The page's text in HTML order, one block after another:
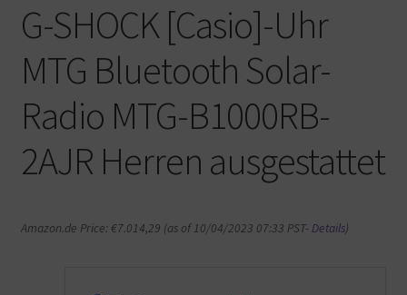
G-SHOCK [Casio]-Uhr
MTG Bluetooth Solar-
Radio MTG-B1000RB-
2AJR Herren ausgestattet
Amazon.de Price: €7.014,29 (as of 10/04/2023 07:33 PST- Details)